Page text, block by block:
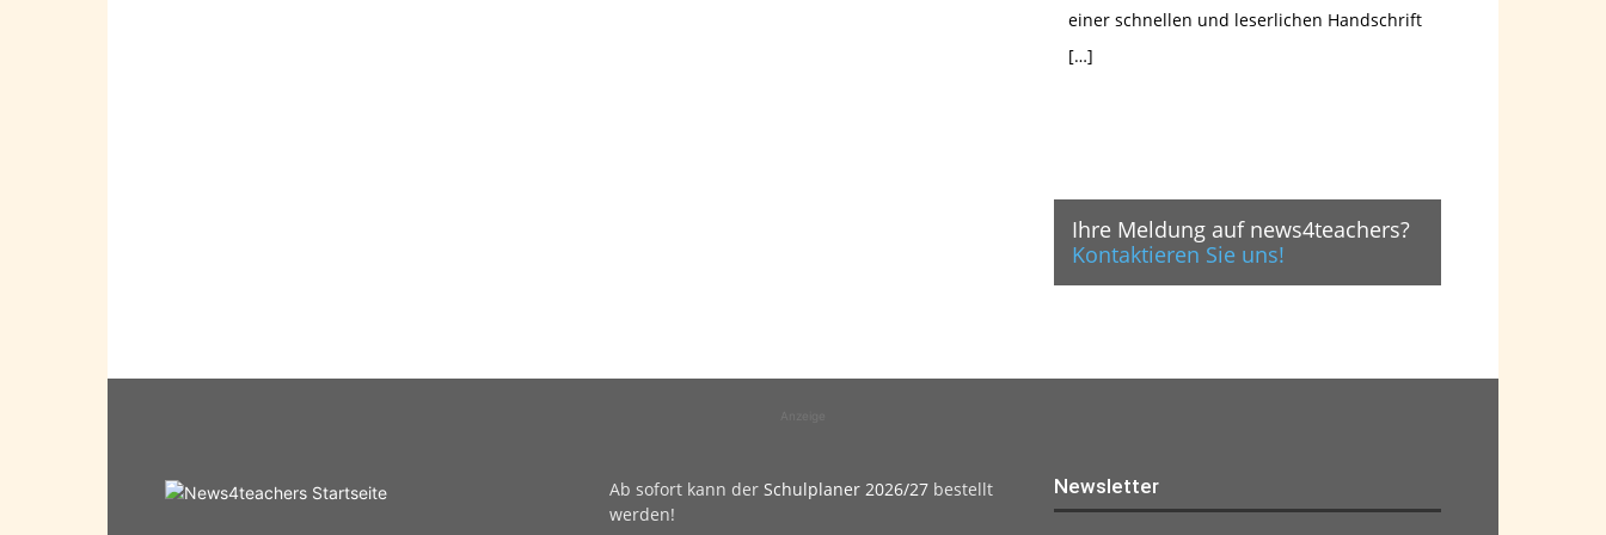
einer schnellen und leserlichen Handschrift
[…]
Ihre Meldung auf news4teachers?
Kontaktieren Sie uns!
Ab sofort kann der Schulplaner 2026/27 bestellt
werden!
Newsletter